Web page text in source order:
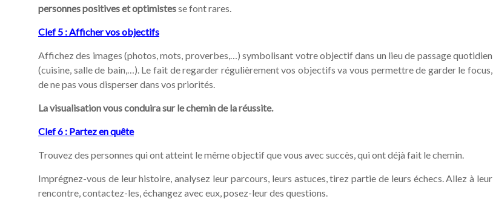
personnes positives et optimistesse font rares.
Clef 5 : Afficher vos objectifs
Affichez des images (photos, mots, proverbes,…) symbolisant votre objectif dans un lieu de passage quotidien
(cuisine, salle de bain,…). Le fait de regarder régulièrement vos objectifs va vous permettre de garder le focus,
de ne pas vous disperser dans vos priorités.
La visualisation vous conduira sur le chemin de la réussite.
Clef 6 : Partez en quête
Trouvez des personnes qui ont atteint le même objectif que vous avec succès, qui ont déjà fait le chemin.
Imprégnez-vous de leur histoire, analysez leur parcours, leurs astuces, tirez partie de leurs échecs. Allez à leur
rencontre, contactez-les, échangez avec eux, posez-leur des questions.